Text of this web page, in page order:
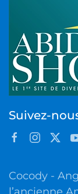
Suivez-
Cocody -